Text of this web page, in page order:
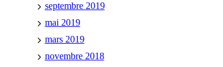
septembre 2019
mai 2019
mars 2019
novembre 2018